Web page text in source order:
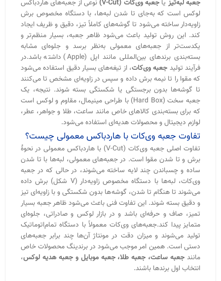
اهمیت دارند؟
جعبه لبه‌تیزیا جعبه وی‌کات (V-Cut)
نوعی از جعبه‌های هاردباکس
لوکس است که به‌جای تا شدن لبه‌ها، با دستگاه مخصوص برش
زاویه‌دار ساخته می‌شود تا گوشه‌های کاملاً تیز، دقیق و ظریف ایجاد
کند. این روش تولید باعث می‌شود ظاهر جعبه، بسیار منظم‌تر و
یکدست‌تر از جعبه‌های معمولی به‌نظر برسد و جلوه‌ای مشابه
بسته‌بندی برندهای بین‌المللی مانند اپل (Apple) داشته باشد.در
فرآیند تولید
جعبه وی‌کات، از تیغه‌های بسیار دقیق استفاده می‌شود
که مقوا را تا نیمه برش داده و سپس در زاویه‌ای مشخص تا می‌کنند
تا گوشه‌ها بدون برجستگی یا شکستگی بسته شوند. نتیجه، یک
جعبه سخت (Hard Box) با طراحی مینیمال، مقاوم و لوکس است
که برای بسته‌بندی کالاهای خاص مانند ساعت، طلا و جواهر، عطر،
لوازم دیجیتال و محصولات هدیه‌ای استفاده می‌شود.
تفاوت جعبه وی‌کات با هاردباکس معمولی چیست؟
تفاوت اصلی جعبه وی‌کات (V-Cut) با هاردباکس معمولی در نحوهٔ
برش و تا شدن مقوا است. در جعبه‌های معمولی، لبه‌ها با تا شدن
ساده و چسباندن چند لایه ساخته می‌شوند، در حالی که در جعبه
وی‌کات، لبه‌ها با دستگاه مخصوص زاویه‌دار (V شکل) برش داده
می‌شوند تا هنگام تا شدن، گوشه‌ها بدون شکستگی و با زاویه‌ای تیز
و دقیق بسته شوند. این تفاوت فنی باعث می‌شود ظاهر جعبه بسیار
تمیز، صاف و حرفه‌ای باشد و در بازار لوکس و صادراتی، جلوه‌ای
متمایز پیدا کند.جعبه‌های وی‌کات معمولاً با دستگاه تمام‌اتوماتیک
تولید می‌شوند و میزان دقت در مونتاژ آن‌ها چند برابر جعبه‌های
دستی است. همین امر موجب می‌شود در برندینگ محصولات خاص
مانندجعبه ساعت، جعبه طلا، جعبه موبایل و جعبه هدیه لوکس